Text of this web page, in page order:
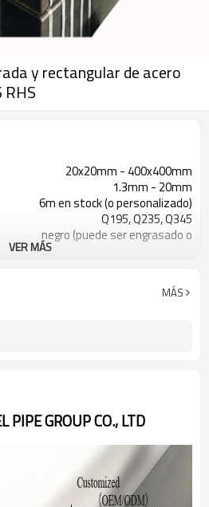
y rectangular de acero
RHS
20x20mm - 400x400mm
1.3mm - 20mm
6m en stock (o personalizado)
Q195, Q235, Q345
negro (puede ser engrasado o
exportación
ASTM A53 Gr. A B C
VER MÁS
MÁS
PIPE GROUP CO., LTD